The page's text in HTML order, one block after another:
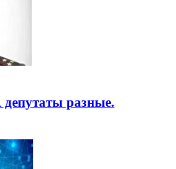
разные.